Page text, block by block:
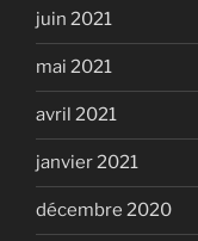
juin 2021
mai 2021
avril 2021
janvier 2021
décembre 2020